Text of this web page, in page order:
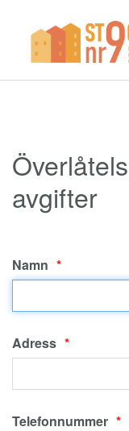
avgifter
Namn
Adress
Telefonnummer